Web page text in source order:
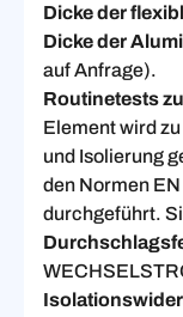
Dicke der
Dicke der
auf Anfrage).
Routinetests
Element wird
und Isolierung
den Normen
durchgeführt.